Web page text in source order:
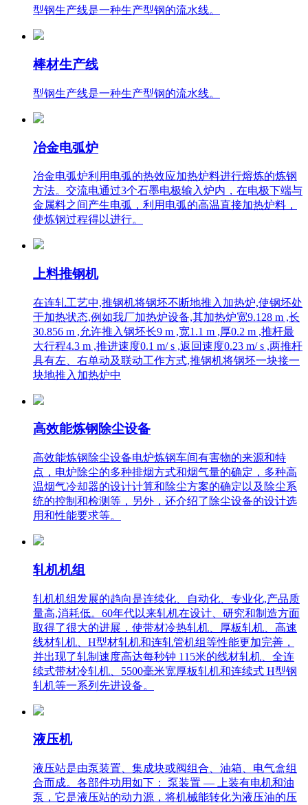
型钢生产线是一种生产型钢的流水线。
棒材生产线
型钢生产线是一种生产型钢的流水线。
冶金电弧炉
冶金电弧炉利用电弧的热效应加热炉料进行熔炼的炼钢
方法。交流电通过3个石墨电极输入炉内，在电极下端与
金属料之间产生电弧，利用电弧的高温直接加热炉料，
使炼钢过程得以进行。
上料推钢机
在连轧工艺中,推钢机将钢坯不断地推入加热炉,使钢坯处
于加热状态,例如我厂加热炉设备,其加热炉宽9.128 m ,长
30.856 m ,允许推入钢坯长9 m ,宽1.1 m ,厚0.2 m ,推杆最
大行程4.3 m ,推进速度0.1 m/ s ,返回速度0.23 m/ s ,两推杆
具有左、右单动及联动工作方式,推钢机将钢坯一块接一
块地推入加热炉中
高效能炼钢除尘设备
高效能炼钢除尘设备电炉炼钢车间有害物的来源和特
点，电炉除尘的多种排烟方式和烟气量的确定，多种高
温烟气冷却器的设计计算和除尘方案的确定以及除尘系
统的控制和检测等，另外，还介绍了除尘设备的设计选
用和性能要求等。
轧机机组
轧机机组发展的趋向是连续化、自动化、专业化,产品质
量高,消耗低。60年代以来轧机在设计、研究和制造方面
取得了很大的进展，使带材冷热轧机、厚板轧机、高速
线材轧机、H型材轧机和连轧管机组等性能更加完善，
并出现了轧制速度高达每秒钟 115米的线材轧机、全连
续式带材冷轧机、5500毫米宽厚板轧机和连续式 H型钢
轧机等一系列先进设备。
液压机
液压站是由泵装置、集成块或阀组合、油箱、电气盒组
合而成。各部件功用如下： 泵装置 — 上装有电机和油
泵，它是液压站的动力源，将机械能转化为液压油的压